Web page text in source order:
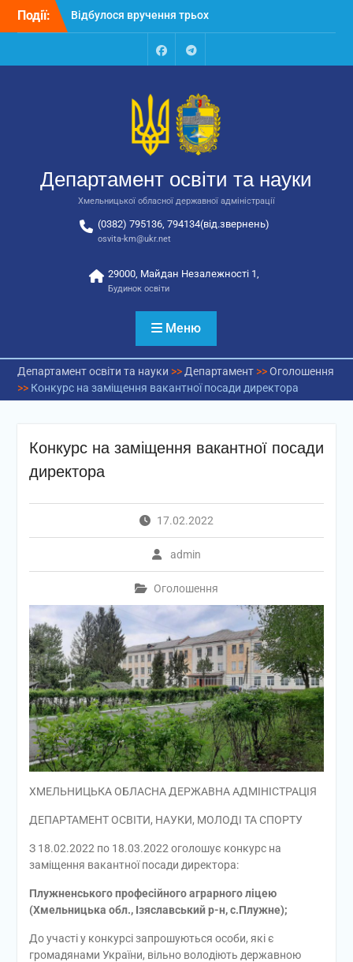
Перейти
Події:
Відбулося вручення трьох
автобусів для потреб
Відбулося засідання
освіти та науки обласної
державної адміністрації
Відбулась обласна
національно-патріотичне
виховання
FacebookTalegram
Департамент освіти та науки
Хмельницької обласної державної адміністрації
(0382) 795136, 794134(від.звернень)
osvita-km@ukr.net
29000, Майдан Незалежності 1,
Будинок освіти
Меню
Департамент освіти та науки >> Департамент>>Оголошення
>> Конкурс на заміщення вакантної посади директора
Конкурс на заміщення вакантної посади
директора
17.02.2022
admin
Оголошення
ХМЕЛЬНИЦЬКА ОБЛАСНА ДЕРЖАВНА АДМІНІСТРАЦІЯ
ДЕПАРТАМЕНТ ОСВІТИ, НАУКИ, МОЛОДІ ТА СПОРТУ
З 18.02.2022 по 18.03.2022 оголошує конкурс на
заміщення вакантної посади директора:
Плужненського професійного аграрного ліцею
(Хмельницька обл., Ізяславський р-н, с.Плужне);
До участі у конкурсі запрошуються особи, які є
громадянами України, вільно володіють державною